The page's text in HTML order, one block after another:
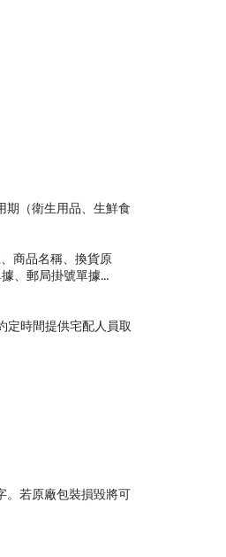
期（衛生用品、生鮮食
商品名稱、換貨原
、郵局掛號單據...
定時間提供宅配人員取
。若原廠包裝損毀將可